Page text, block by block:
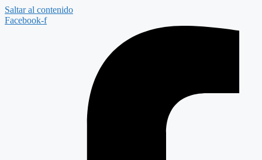
Saltar al contenido
Facebook-f